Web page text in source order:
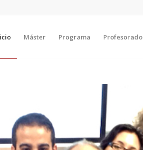
Máster Programa Profesorado